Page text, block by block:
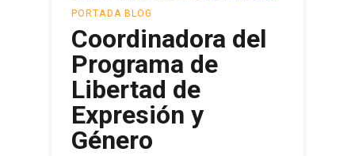
PORTADA BLOG
Coordinadora del
Programa de
Libertad de
Expresión y
Género